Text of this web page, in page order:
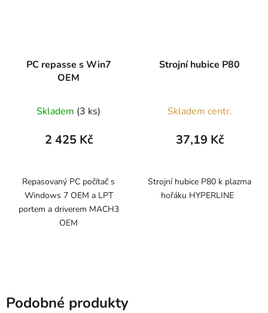
PC repasse s Win7
OEM
Skladem (3 ks)
2 425 Kč
Repasovaný PC počítač s
Windows 7 OEM a LPT
portem a driverem MACH3
OEM
Strojní hubice P80
Skladem centr.
37,19 Kč
Strojní hubice P80 k plazma
hořáku HYPERLINE
Podobné produkty